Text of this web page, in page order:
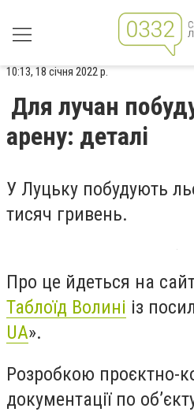
10:13, 18 січня 2022 р.
Для лучан
арену: деталі
У Луцьку побудують
тисяч гривень.
Про це йдеться на
Таблоїд Волині із
UA».
Розробкою проєктно-
документації по